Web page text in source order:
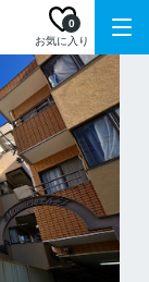
お気に入り
0